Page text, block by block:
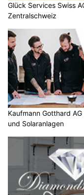
Glück Services Swiss
Zentralschweiz
Kaufmann Gotthard
und Solaranlagen